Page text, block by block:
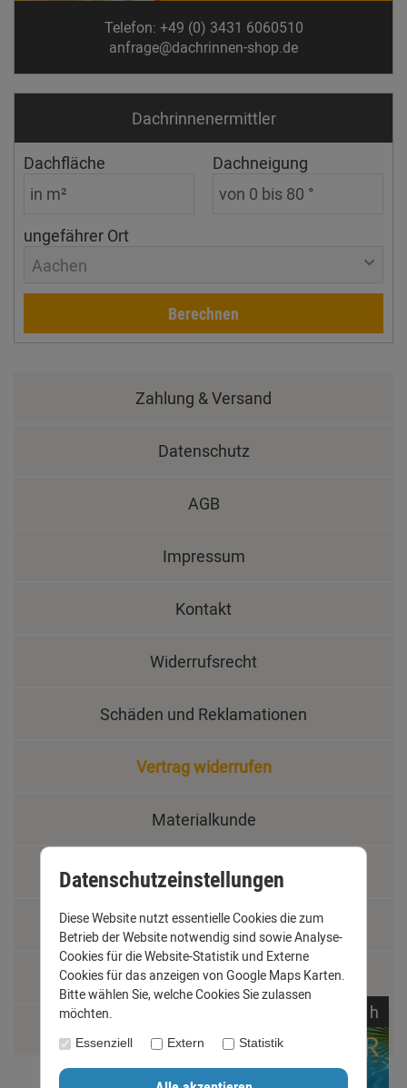
Telefon: +49 (0) 3431 6060510
anfrage@dachrinnen-shop.de
Dachrinnen­ermittler
Dachfläche Dachneigung
ungefährer Ort
Aachen
Berechnen
Zahlung & Versand
Datenschutz
AGB
Impressum
Kontakt
Widerrufsrecht
Schäden und Reklamationen
Vertrag widerrufen
Materialkunde
Fachbegriffe
Jobs
Montage und Installationshilfen
h
Datenschutzeinstellungen
Diese Website nutzt essentielle Cookies die zum
Betrieb der Website notwendig sind sowie Analyse-
Cookies für die Website-Statistik und Externe
Cookies für das anzeigen von Google Maps Karten.
Bitte wählen Sie, welche Cookies Sie zulassen
möchten.
Essenziell Extern Statistik